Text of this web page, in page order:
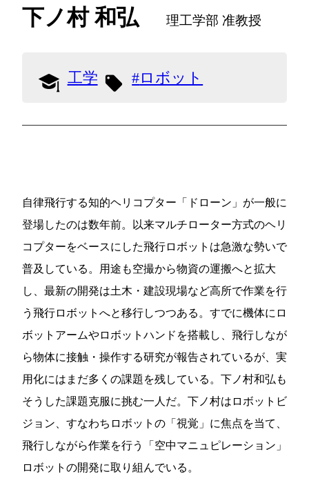
下ノ村 和弘 理工学部 准教授
工学 ロボット
自律飛行する知的ヘリコプター「ドローン」が一般に
登場したのは数年前。以来マルチローター方式のヘリ
コプターをベースにした飛行ロボットは急激な勢いで
普及している。用途も空撮から物資の運搬へと拡大
し、最新の開発は土木・建設現場など高所で作業を行
う飛行ロボットへと移行しつつある。すでに機体にロ
ボットアームやロボットハンドを搭載し、飛行しなが
ら物体に接触・操作する研究が報告されているが、実
用化にはまだ多くの課題を残している。下ノ村和弘も
そうした課題克服に挑む一人だ。下ノ村はロボットビ
ジョン、すなわちロボットの「視覚」に焦点を当て、
飛行しながら作業を行う「空中マニュピレーション」
ロボットの開発に取り組んでいる。